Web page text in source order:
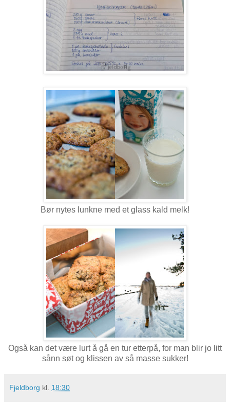
Bør nytes lunkne med et glass kald melk!
Også kan det være lurt å gå en tur etterpå, for man blir jo litt
sånn søt og klissen av så masse sukker!
Fjeldborg kl. 18:30